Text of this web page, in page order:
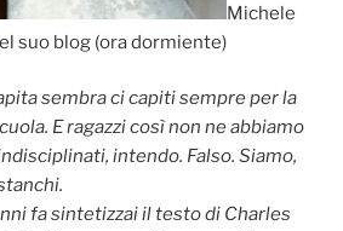
Michele
suo blog (ora dormiente)
sembra ci capiti sempre per la
E ragazzi così non ne abbiamo
intendo. Falso. Siamo,
fa sintetizzai il testo di Charles